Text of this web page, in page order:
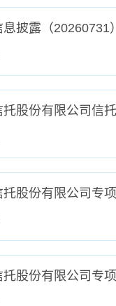
披露（20260731）